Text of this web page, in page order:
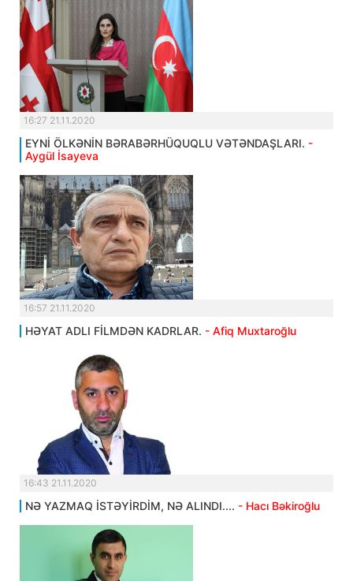
16:27 21.11.2020
EYNİ ÖLKƏNİN BƏRABƏRHÜQUQLU VƏTƏNDAŞLARI. -
Aygül İsayeva
16:57 21.11.2020
HƏYAT ADLI FİLMDƏN KADRLAR. - Afiq Muxtaroğlu
16:43 21.11.2020
NƏ YAZMAQ İSTƏYİRDİM, NƏ ALINDI.... - Hacı Bəkiroğlu